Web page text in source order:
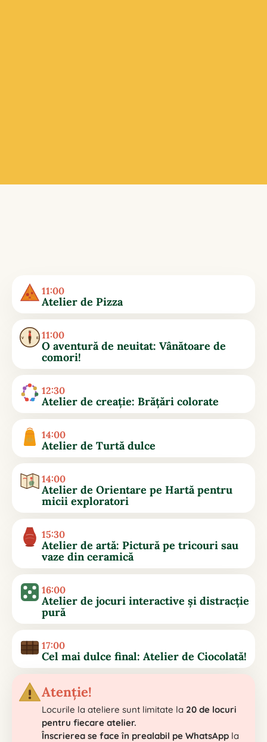
11:00
Atelier de Pizza
N
S
V E 11:00
O aventură de neuitat: Vânătoare de
comori!
12:30
Atelier de creație: Brățări colorate
14:00
Atelier de Turtă dulce
14:00
Atelier de Orientare pe Hartă pentru
micii exploratori
15:30
Atelier de artă: Pictură pe tricouri sau
vaze din ceramică
16:00
Atelier de jocuri interactive și distracție
pură
17:00
Cel mai dulce final: Atelier de Ciocolată!
Atenție!
Locurile la ateliere sunt limitate la 20 de locuri
pentru fiecare atelier.
Înscrierea se face în prealabil pe WhatsApp la